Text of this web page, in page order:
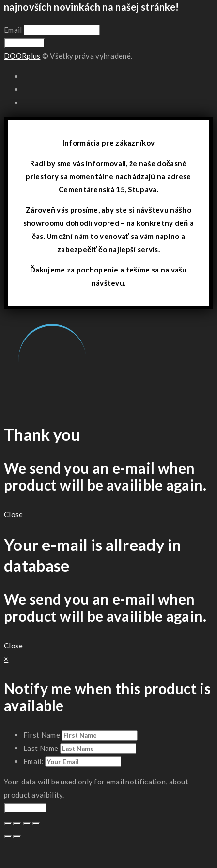
najnovších novinkách na našej stránke!
Email
DOORplus © Všetky práva vyhradené.
Informácia pre zákazníkov
Radi by sme vás informovali, že naše dočasné
priestory sa momentálne nachádzajú na adrese
Cementárenská 15, Stupava.
Zároveň vás prosíme, aby ste si návštevu nášho
showroomu dohodli vopred – na konkrétny deň a
čas. Umožní nám to venovať sa vám naplno a
zabezpečiť čo najlepší servis.
Ďakujeme za pochopenie a tešíme sa na vašu
návštevu.
Thank you
We send you an e-mail when
product will be availible again.
Close
Your e-mail is allready in
database
We send you an e-mail when
product will be availible again.
Close
×
Notify me when this product is
available
First Name
Last Name
Email:
Your data will be used only for email notification, about
product avaibility.